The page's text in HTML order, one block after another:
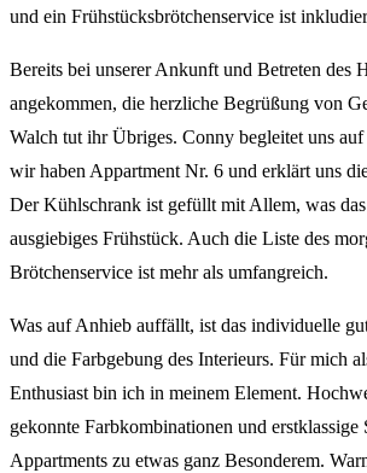
und ein Frühstücksbrötchenservice ist
Bereits bei unserer Ankunft und Betreten des
angekommen, die herzliche Begrüßung von
Walch tut ihr Übriges. Conny begleitet uns auf
wir haben Appartment Nr. 6 und erklärt uns
Der Kühlschrank ist gefüllt mit Allem, was
ausgiebiges Frühstück. Auch die Liste des
Brötchenservice ist mehr als umfangreich.
Was auf Anhieb auffällt, ist das individuelle
und die Farbgebung des Interieurs. Für mich
Enthusiast bin ich in meinem Element.
gekonnte Farbkombinationen und erstklassige
Appartments zu etwas ganz Besonderem.